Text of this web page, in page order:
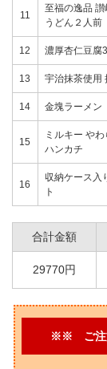
11
至福の逸品
うどん２人前
12 濃厚杏仁豆腐
13 宇治抹茶使用
14 金塊ラーメン
15
ミルキー や
ハンカチ
16
収納ケース入
ト
合計金額
29770円
※※ ご注